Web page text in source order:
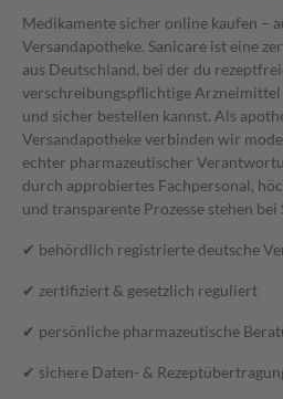
Medikamente sicher online kaufen –
Versandapotheke. Sanicare ist eine
aus Deutschland, bei der du
verschreibungspflichtige Arzneimittel
und sicher bestellen kannst. Als
Versandapotheke verbinden wir
echter pharmazeutischer
durch approbiertes Fachpersonal,
und transparente Prozesse stehen bei
✔ behördlich registrierte deutsche
✔ zertifiziert & gesetzlich reguliert
✔ persönliche pharmazeutische
✔ sichere Daten- &